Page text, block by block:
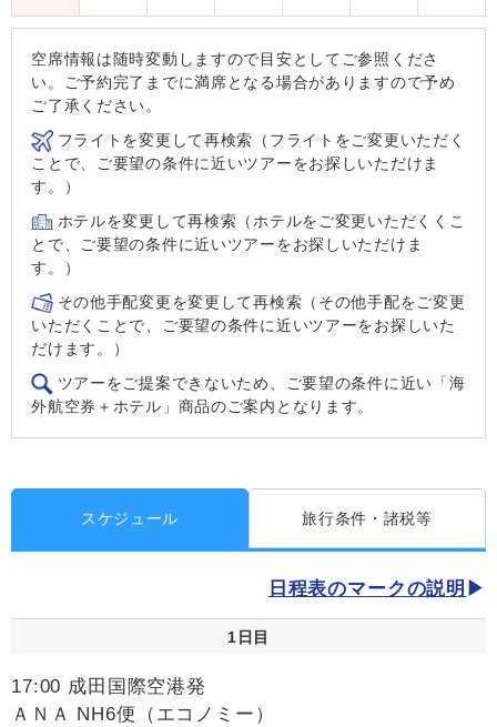
空席情報は随時変動しますので目安としてご参照くださ
い。ご予約完了までに満席となる場合がありますので予め
ご了承ください。
フライトを変更して再検索（フライトをご変更いただく
ことで、ご要望の条件に近いツアーをお探しいただけま
す。）
ホテルを変更して再検索（ホテルをご変更いただくくこ
とで、ご要望の条件に近いツアーをお探しいただけま
す。）
その他手配変更を変更して再検索（その他手配をご変更
いただくことで、ご要望の条件に近いツアーをお探しいた
だけます。）
ツアーをご提案できないため、ご要望の条件に近い「海
外航空券＋ホテル」商品のご案内となります。
スケジュール 旅行条件・諸税等
日程表のマークの説明
1日目
17:00 成田国際空港発
ＡＮＡ NH6便（エコノミー）